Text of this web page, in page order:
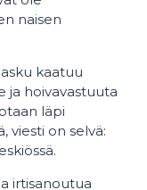
naisen
kaatuu
ja hoivavastuuta
läpi
viesti on selvä:
irtisanoutua